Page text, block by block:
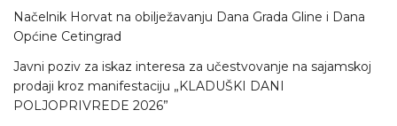
Načelnik Horvat na obilježavanju Dana Grada Gline i Dana
Općine Cetingrad
Javni poziv za iskaz interesa za učestvovanje na sajamskoj
prodaji kroz manifestaciju „KLADUŠKI DANI
POLJOPRIVREDE 2026”